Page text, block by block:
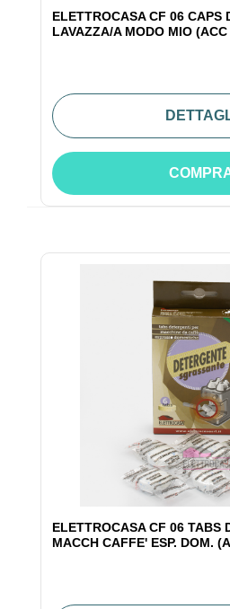
ELETTROCASA CF 06 CAPS
LAVAZZA/A MODO MIO (ACC
ELETTROCASA CF 06 TABS
MACCH CAFFE' ESP. DOM.